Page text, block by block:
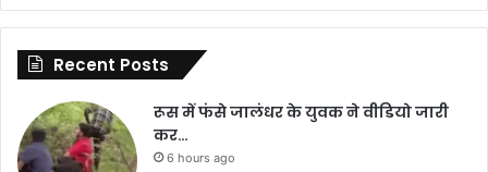
Recent Posts
रूस में फंसे जालंधर के युवक ने वीडियो जारी
कर…
6 hours ago